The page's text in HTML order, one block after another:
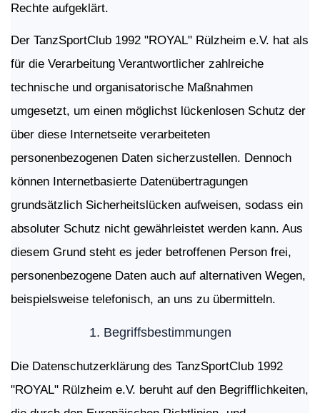
Rechte aufgeklärt.
Der TanzSportClub 1992 "ROYAL" Rülzheim e.V. hat als
für die Verarbeitung Verantwortlicher zahlreiche
technische und organisatorische Maßnahmen
umgesetzt, um einen möglichst lückenlosen Schutz der
über diese Internetseite verarbeiteten
personenbezogenen Daten sicherzustellen. Dennoch
können Internetbasierte Datenübertragungen
grundsätzlich Sicherheitslücken aufweisen, sodass ein
absoluter Schutz nicht gewährleistet werden kann. Aus
diesem Grund steht es jeder betroffenen Person frei,
personenbezogene Daten auch auf alternativen Wegen,
beispielsweise telefonisch, an uns zu übermitteln.
1. Begriffsbestimmungen
Die Datenschutzerklärung des TanzSportClub 1992
"ROYAL" Rülzheim e.V. beruht auf den Begrifflichkeiten,